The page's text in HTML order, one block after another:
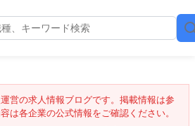
営の求人情報ブログです。掲載情報は参
は各企業の公式情報をご確認ください。